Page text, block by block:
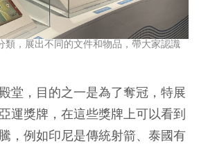
，展出不同的文件和物品，帶大家認識
堂，目的之一是為了奪冠，特展
運獎牌，在這些獎牌上可以看到
，例如印尼是傳統射箭、泰國有